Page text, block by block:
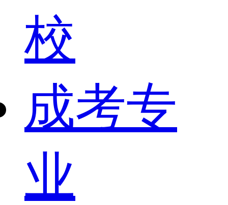
校
成考专
业